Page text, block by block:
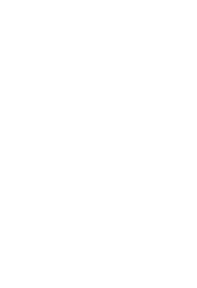
ante ac arcu porta
Ut
vitae metus.